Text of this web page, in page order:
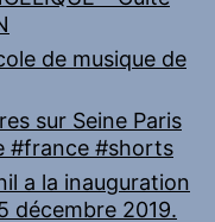
de musique de
sur Seine Paris
#france #shorts
a la inauguration
décembre 2019.